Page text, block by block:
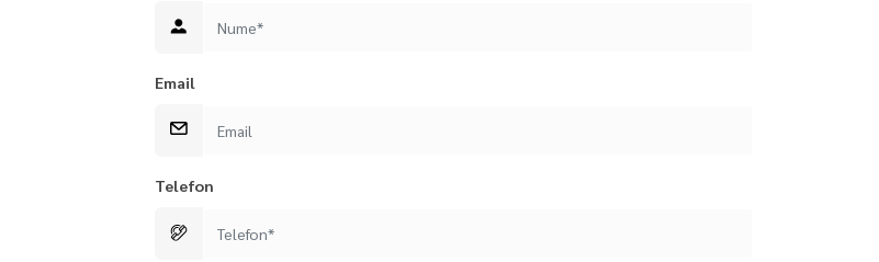
Email
Telefon